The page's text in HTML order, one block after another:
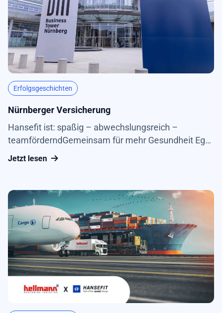
Erfolgsgeschichten
Nürnberger Versicherung
Hansefit ist: spaßig – abwechslungsreich –
teamförderndGemeinsam für mehr Gesundheit Egal
ob Haus, Hund oder Arbeit: Die Nürnberger
Versicherung im Rechnungswesen tätig, und setzt
sich aktiv in...
Jetzt lesen